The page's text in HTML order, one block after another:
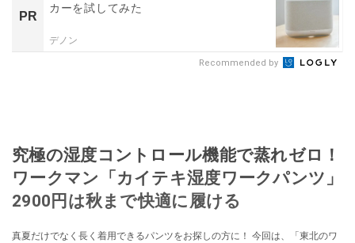
PR
カーを試してみた
デノン
Recommended by
究極の湿度コントロール機能で蒸れゼロ！
ワークマン「カイテキ湿度ワークパンツ」
2900円は秋まで快適に履ける
真夏だけでなく長く着用できるパンツをお探しの方に！ 今回は、「東北のワ